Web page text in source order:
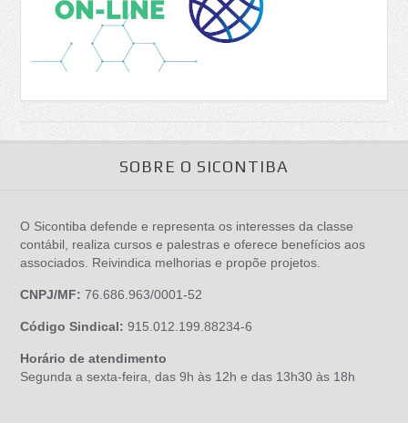
SOBRE O SICONTIBA
O Sicontiba defende e representa os interesses da classe
contábil, realiza cursos e palestras e oferece benefícios aos
associados. Reivindica melhorias e propõe projetos.
CNPJ/MF: 76.686.963/0001-52
Código Sindical: 915.012.199.88234-6
Horário de atendimento
Segunda a sexta-feira, das 9h às 12h e das 13h30 às 18h